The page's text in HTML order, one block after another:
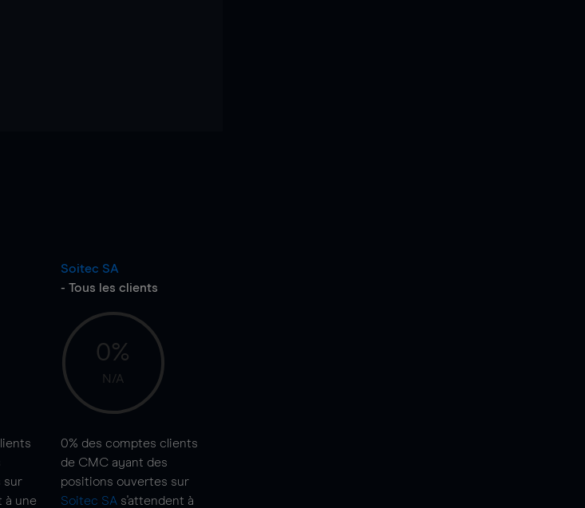
sur
à une
Soitec SA
- Tous les clients
0%
N/A
0% des comptes clients
de CMC ayant des
positions ouvertes sur
Soitec SA s'attendent à